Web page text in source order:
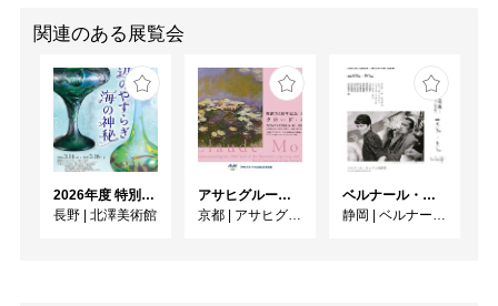
関連のある展覧会
2026年度 特別展「ガレとドーム、アール･ヌーヴォーのガラス 水辺のやすらぎ、海の神秘」
長野 | 北澤美術館
アサヒグループ大山崎山荘美術館 開館30周年記念展「没後100年 クロード・モネ」
京都 | アサヒグループ大山崎山荘美術館
ベルナール・ビュフェと写真 ーカメラがとらえたビュフェとその時代、そして21 世紀へ
静岡 | ベルナール・ビュフェ美術館